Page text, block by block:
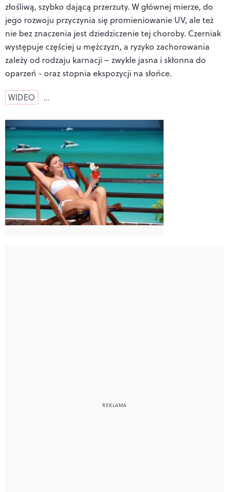
złośliwą, szybko dającą przerzuty. W głównej mierze, do
jego rozwoju przyczynia się promieniowanie UV, ale też
nie bez znaczenia jest dziedziczenie tej choroby. Czerniak
występuje częściej u mężczyzn, a ryzyko zachorowania
zależy od rodzaju karnacji – zwykle jasna i skłonna do
oparzeń - oraz stopnia ekspozycji na słońce.
WIDEO …